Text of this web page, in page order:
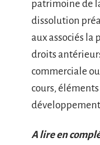
patrimoine de
dissolution
aux associés la
droits
commerciale
cours,
A lire en